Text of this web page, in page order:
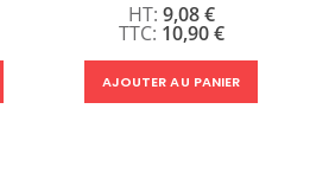
10,90 €
9,08 €
AJOUTER AU PANIER